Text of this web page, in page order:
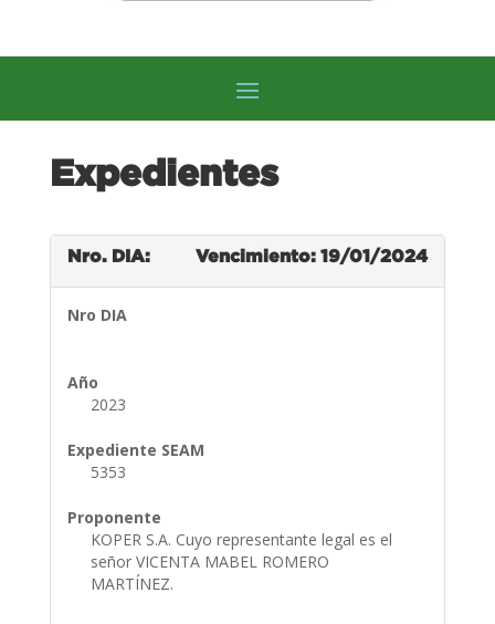
Expedientes
Nro. DIA: Vencimiento: 19/01/2024
Nro DIA
Año
2023
Expediente SEAM
5353
Proponente
KOPER S.A. Cuyo representante legal es el
señor VICENTA MABEL ROMERO
MARTÍNEZ.